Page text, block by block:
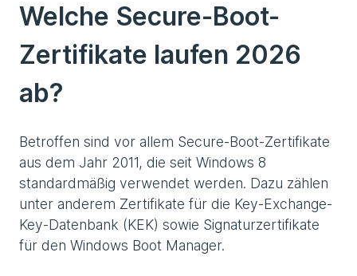
Welche Secure-Boot-
Zertifikate laufen 2026
ab?
Betroffen sind vor allem Secure-Boot-Zertifikate
aus dem Jahr 2011, die seit Windows 8
standardmäßig verwendet werden. Dazu zählen
unter anderem Zertifikate für die Key-Exchange-
Key-Datenbank (KEK) sowie Signaturzertifikate
für den Windows Boot Manager.